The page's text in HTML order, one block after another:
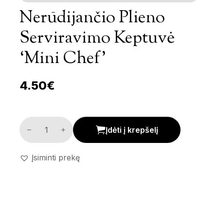
Nerūdijančio Plieno
Serviravimo Keptuvė
‘Mini Chef’
4.50€
Nerūdijančio plieno serviravimo keptuvė 'Mini Chef'
Įdėti į krepšelį
Įsiminti prekę